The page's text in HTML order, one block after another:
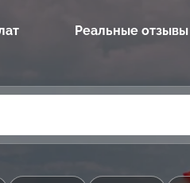
Реальные отзывы